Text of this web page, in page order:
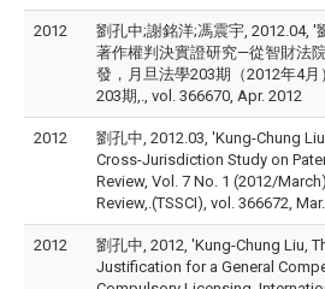
2012
劉孔中;謝銘洋;馮震宇, 2012.04, '
著作權判決實證研究—從智財法
發，月旦法學203期（2012年4
203期,., vol. 366670, Apr. 2012
2012
劉孔中, 2012.03, 'Kung-Chung
Cross-Jurisdiction Study on
Review, Vol. 7 No. 1 (2012/
Review,.(TSSCI), vol. 366672,
2012
劉孔中, 2012, 'Kung-Chung Liu,
Justification for a General